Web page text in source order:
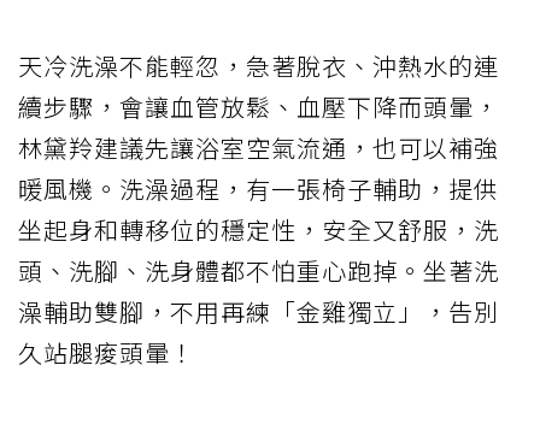
天冷洗澡不能輕忽，急著脫衣、沖熱水的連
續步驟，會讓血管放鬆、血壓下降而頭暈，
林黛羚建議先讓浴室空氣流通，也可以補強
暖風機。洗澡過程，有一張椅子輔助，提供
坐起身和轉移位的穩定性，安全又舒服，洗
頭、洗腳、洗身體都不怕重心跑掉。坐著洗
澡輔助雙腳，不用再練「金雞獨立」，告別
久站腿痠頭暈！